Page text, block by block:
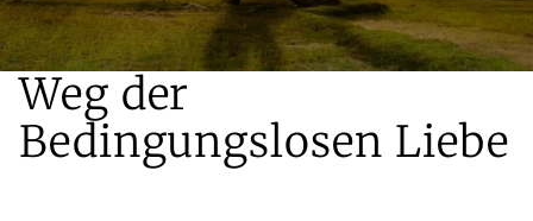
Weg der
Bedingungslosen Liebe